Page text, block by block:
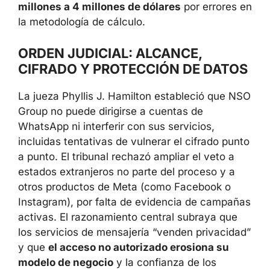
millones a 4 millones de dólares por errores en
la metodología de cálculo.
ORDEN JUDICIAL: ALCANCE,
CIFRADO Y PROTECCIÓN DE DATOS
La jueza Phyllis J. Hamilton estableció que NSO
Group no puede dirigirse a cuentas de
WhatsApp ni interferir con sus servicios,
incluidas tentativas de vulnerar el cifrado punto
a punto. El tribunal rechazó ampliar el veto a
estados extranjeros no parte del proceso y a
otros productos de Meta (como Facebook o
Instagram), por falta de evidencia de campañas
activas. El razonamiento central subraya que
los servicios de mensajería “venden privacidad”
y que el acceso no autorizado erosiona su
modelo de negocio y la confianza de los